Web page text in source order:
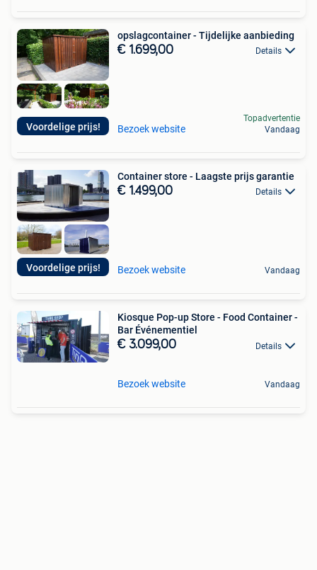
Voordelige prijs!
opslagcontainer - Tijdelijke aanbieding
€ 1.699,00 Details
Bezoek website
Topadvertentie
Vandaag
Voordelige prijs!
Container store - Laagste prijs garantie
€ 1.499,00 Details
Bezoek website Vandaag
Kiosque Pop-up Store - Food Container -
Bar Événementiel
€ 3.099,00 Details
Bezoek website Vandaag